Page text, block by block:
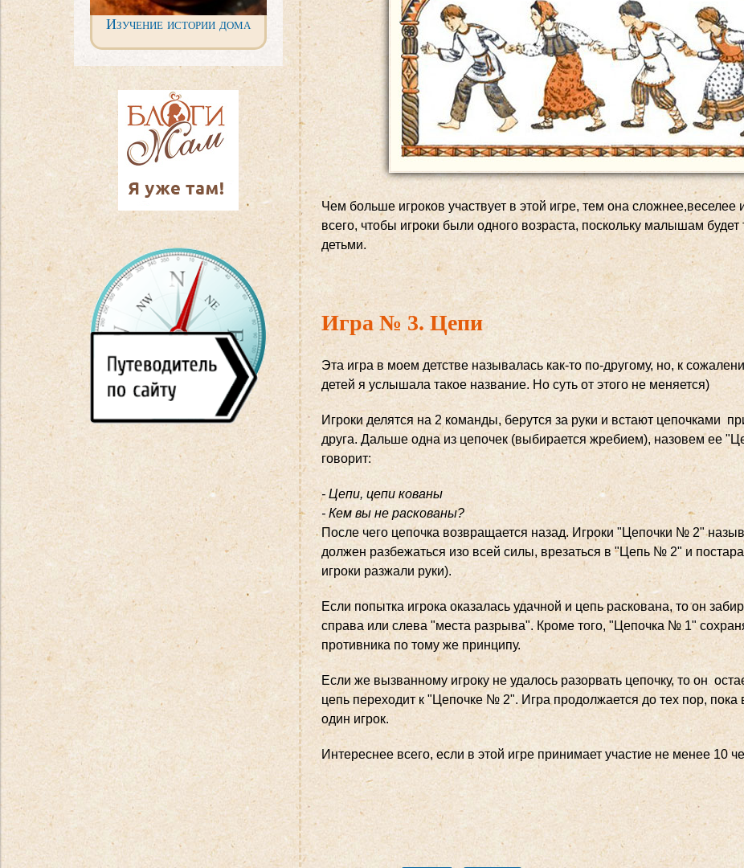
Изучение истории дома
Чем больше игроков участвует в этой игре, тем она
всего, чтобы игроки были одного возраста, поскольку малышам
детьми.
Игра № 3. Цепи
Эта игра в моем детстве называлась как-то по-другому, но, к
детей я услышала такое название. Но суть от этого не меняется)
Игроки делятся на 2 команды, берутся за руки и встают цепочками
друга. Дальше одна из цепочек (выбирается жребием), назовем ее
говорит:
- Цепи, цепи кованы
- Кем вы не раскованы?
После чего цепочка возвращается назад. Игроки "Цепочки № 2"
должен разбежаться изо всей силы, врезаться в "Цепь № 2" и
игроки разжали руки).
Если попытка игрока оказалась удачной и цепь раскована, то он
справа или слева "места разрыва". Кроме того, "Цепочка № 1"
противника по тому же принципу.
Если же вызванному игроку не удалось разорвать цепочку, то он
цепь переходит к "Цепочке № 2". Игра продолжается до тех пор, пока
один игрок.
Интереснее всего, если в этой игре принимает участие не менее 10